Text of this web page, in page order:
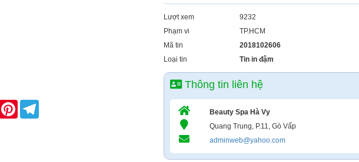
Email Pinterest
Lượt xem
9232
Phạm vi
TP.HCM
Mã tin
2018102606
Loại tin
Tin in đậm
Thông tin liên hệ
Beauty Spa Hà Vy
Quang Trung, P.11, Gò Vấp
adminweb@yahoo.com